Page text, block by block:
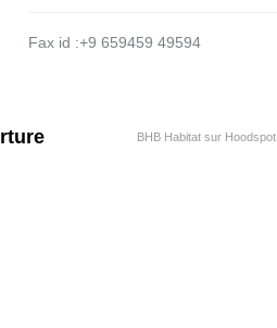
Fax id :+9 659459 49594
BHB Habitat sur Hoodspot